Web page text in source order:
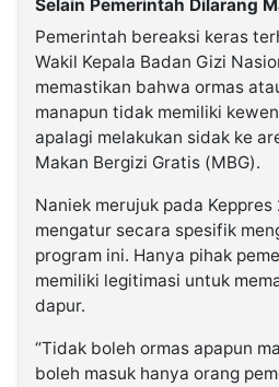
Selain Pemerintah Dilarang
Pemerintah bereaksi keras
Wakil Kepala Badan Gizi
memastikan bahwa ormas
manapun tidak memiliki
apalagi melakukan sidak ke
Makan Bergizi Gratis (MBG).
Naniek merujuk pada
mengatur secara spesifik
program ini. Hanya pihak
memiliki legitimasi untuk
dapur.
“Tidak boleh ormas apapun
boleh masuk hanya orang